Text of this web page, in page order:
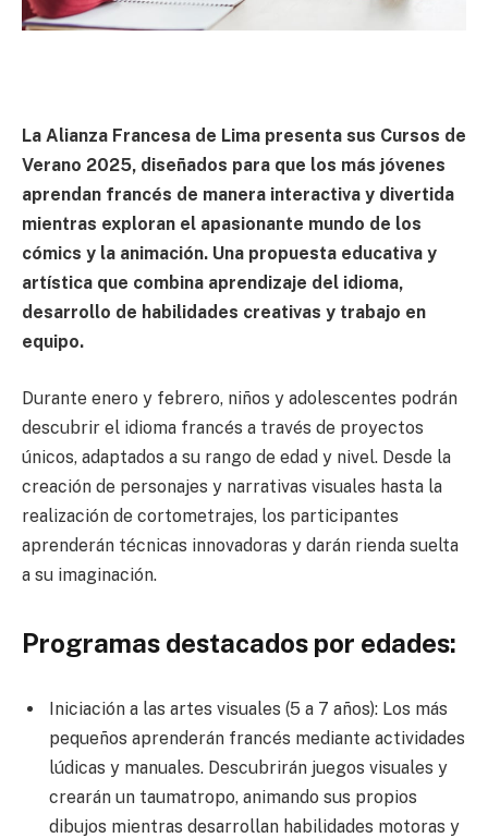
La Alianza Francesa de Lima presenta sus Cursos de
Verano 2025, diseñados para que los más jóvenes
aprendan francés de manera interactiva y divertida
mientras exploran el apasionante mundo de los
cómics y la animación. Una propuesta educativa y
artística que combina aprendizaje del idioma,
desarrollo de habilidades creativas y trabajo en
equipo.
Durante enero y febrero, niños y adolescentes podrán
descubrir el idioma francés a través de proyectos
únicos, adaptados a su rango de edad y nivel. Desde la
creación de personajes y narrativas visuales hasta la
realización de cortometrajes, los participantes
aprenderán técnicas innovadoras y darán rienda suelta
a su imaginación.
Programas destacados por edades:
Iniciación a las artes visuales (5 a 7 años): Los más
pequeños aprenderán francés mediante actividades
lúdicas y manuales. Descubrirán juegos visuales y
crearán un taumatropo, animando sus propios
dibujos mientras desarrollan habilidades motoras y